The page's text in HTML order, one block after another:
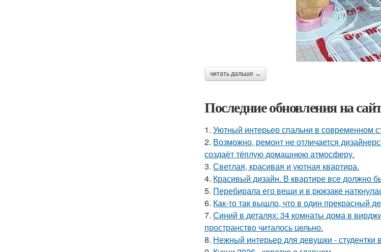
читать дальше →
Последние обновления на
1. Уютный интерьер спальни в современном
2. Возможно, ремонт не отличается
создаёт тёплую домашнюю атмосферу.
3. Светлая, красивая и уютная квартира.
4. Красивый дизайн. В квартире все должно
5. Перебирала его вещи и в рюкзаке
6. Как-то так вышло, что в один прекрасный
7. Синий в деталях: 34 комнаты дома в
пространство читалось цельно.
8. Нежный интерьер для девушки - студентки